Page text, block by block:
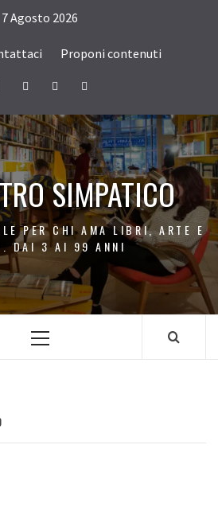
7 Agosto 2026
Proponi contenuti
TwitterInstagramYoutube
SIMPATICO
PER CHI AMA LIBRI, ARTE E
DAI 3 AI 99 ANNI
Menu